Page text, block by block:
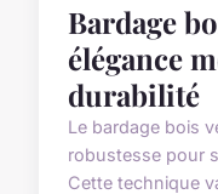
Bardage
élégance
durabilité
Le bardage bois
robustesse pour
Cette technique